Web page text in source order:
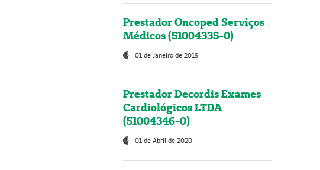
Prestador Oncoped Serviços
Médicos (51004335-0)
01 de Janeiro de 2019
Prestador Decordis Exames
Cardiológicos LTDA
(51004346-0)
01 de Abril de 2020